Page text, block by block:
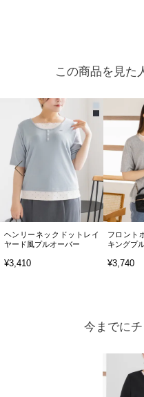
この商品を見た
ヘンリーネックドットレイ
ヤード風プルオーバー
¥3,410
フロント
キングプ
¥3,740
今までに